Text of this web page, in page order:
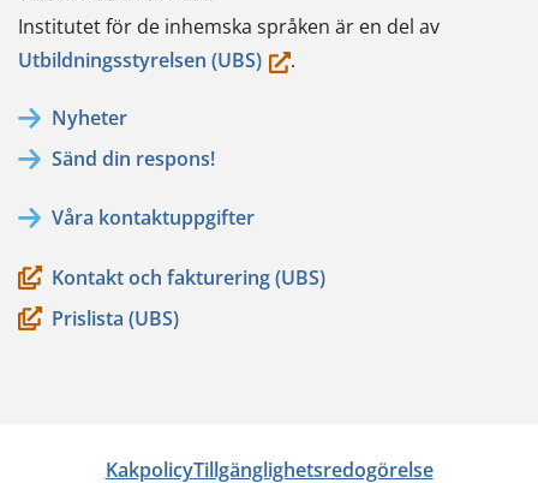
Institutet för de inhemska språken är en del av
Utbildningsstyrelsen (UBS)(du.
Nyheter
Sänd din respons!
Våra kontaktuppgifter
Kontakt och fakturering (UBS)
Prislista (UBS)
KakpolicyTillgänglighetsredogörelse